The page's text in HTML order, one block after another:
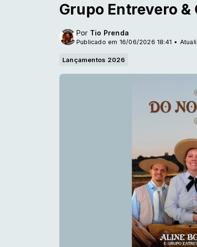
Grupo Entrevero &
Por Tio Prenda
Publicado em 16/06/2026 18:41 •
Lançamentos 2026